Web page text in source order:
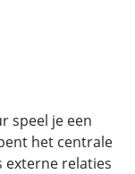
speel je een
het centrale
externe relaties